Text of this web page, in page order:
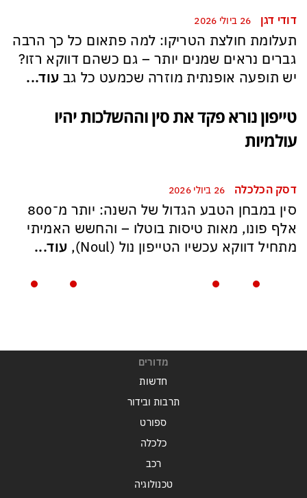
דודי דגן
תעלומת חולצת הטריקו: למה פתאום כל כך הרבה
גברים נראים שמנים יותר – גם כשהם דווקא רזו?
יש תופעה אופנתית מוזרה שכמעט כל גב עוד...
טייפון נורא פקד את סין וההשלכות יהיו
עולמיות
דסק הכלכלה
סין במבחן הטבע הגדול של השנה: יותר מ־800
אלף פונו, מאות טיסות בוטלו – והחשש האמיתי
מתחיל דווקא עכשיו הטייפון נול (Noul),
עוד...
מדורים
חדשות
תרבות ובידור
ספורט
כלכלה
רכב
טכנולוגיה